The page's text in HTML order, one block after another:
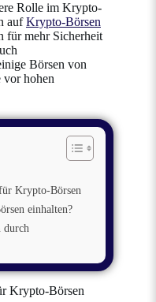
Rolle im Krypto-
aufKrypto-Börsen
für mehr Sicherheit
Börsen von
vor hohen
Krypto-Börsen
einhalten?
durch
Krypto-Börsen